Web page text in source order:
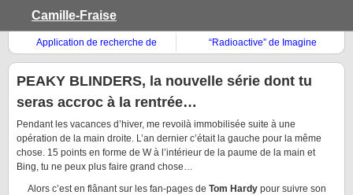
Camille-Fraise
Application de recherche de
vidéos
“Radioactive” de Imagine
Dragons
PEAKY BLINDERS, la nouvelle série dont tu
seras accroc à la rentrée…
Pendant les vacances d’hiver, me revoilà immobilisée suite à une
opération de la main droite. L’an dernier c’était la gauche pour la même
chose. 15 points en forme de W à l’intérieur de la paume de la main et
Bing, tu ne peux plus faire grand chose…
Alors c’est en flânant sur les fan-pages de Tom Hardypour suivre son